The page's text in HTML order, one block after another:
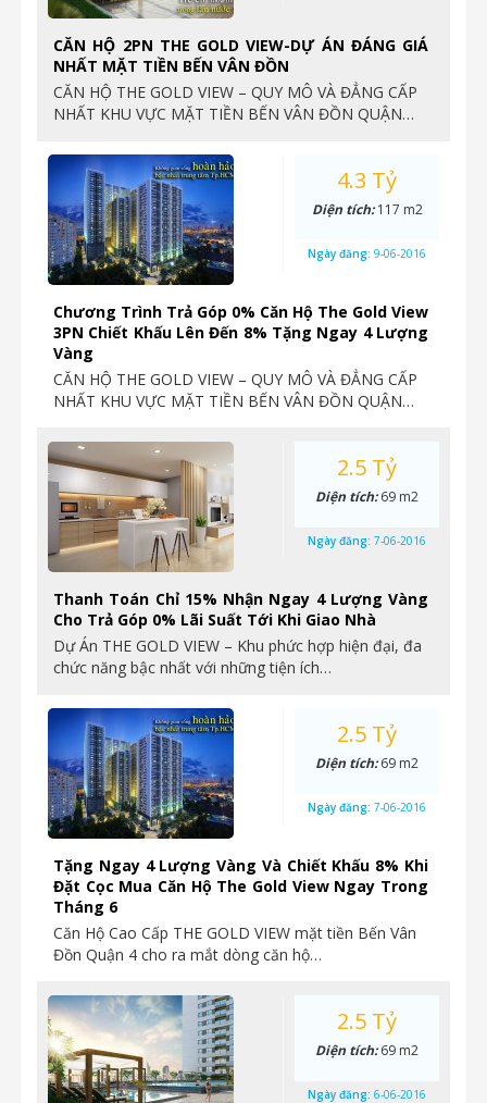
CĂN HỘ 2PN THE GOLD VIEW-DỰ ÁN ĐÁNG GIÁ
NHẤT MẶT TIỀN BẾN VÂN ĐỒN
CĂN HỘ THE GOLD VIEW – QUY MÔ VÀ ĐẲNG CẤP
NHẤT KHU VỰC MẶT TIỀN BẾN VÂN ĐỒN QUẬN…
Chương Trình Trả Góp 0% Căn Hộ The Gold View
3PN Chiết Khấu Lên Đến 8% Tặng Ngay 4 Lượng
Vàng
CĂN HỘ THE GOLD VIEW – QUY MÔ VÀ ĐẲNG CẤP
NHẤT KHU VỰC MẶT TIỀN BẾN VÂN ĐỒN QUẬN…
4.3 Tỷ
Diện tích:117 m2
Ngày đăng: 9-06-2016
Thanh Toán Chỉ 15% Nhận Ngay 4 Lượng Vàng
Cho Trả Góp 0% Lãi Suất Tới Khi Giao Nhà
Dự Án THE GOLD VIEW – Khu phức hợp hiện đại, đa
chức năng bậc nhất với những tiện ích…
2.5 Tỷ
Diện tích:69 m2
Ngày đăng: 7-06-2016
Tặng Ngay 4 Lượng Vàng Và Chiết Khấu 8% Khi
Đặt Cọc Mua Căn Hộ The Gold View Ngay Trong
Tháng 6
Căn Hộ Cao Cấp THE GOLD VIEW mặt tiền Bến Vân
Đồn Quận 4 cho ra mắt dòng căn hộ…
2.5 Tỷ
Diện tích:69 m2
Ngày đăng: 7-06-2016
2.5 Tỷ
Diện tích:69 m2
Ngày đăng: 6-06-2016